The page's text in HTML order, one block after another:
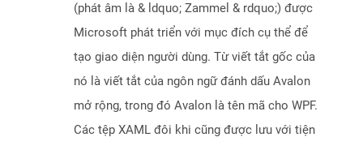
(phát âm là & ldquo; Zammel & rdquo;) được
Microsoft phát triển với mục đích cụ thể để
tạo giao diện người dùng. Từ viết tắt gốc của
nó là viết tắt của ngôn ngữ đánh dấu Avalon
mở rộng, trong đó Avalon là tên mã cho WPF.
Các tệp XAML đôi khi cũng được lưu với tiện